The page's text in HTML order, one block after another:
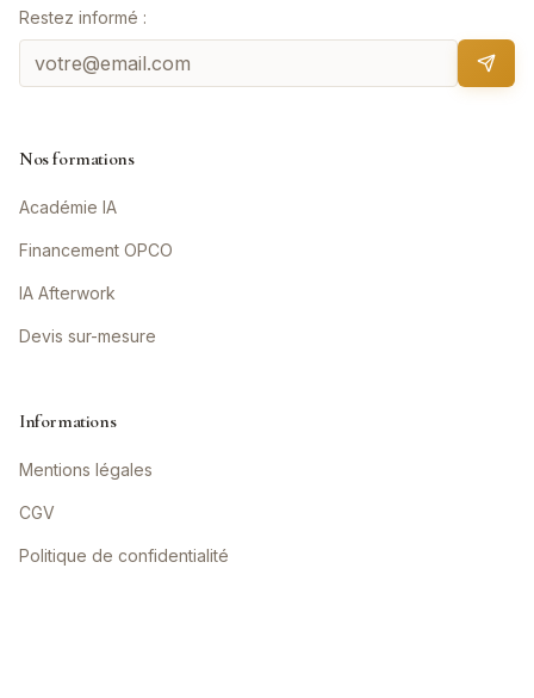
Restez informé :
Nos formations
Académie IA
Financement OPCO
IA Afterwork
Devis sur-mesure
Informations
Mentions légales
CGV
Politique de confidentialité